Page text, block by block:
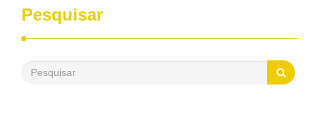
desenvolvimento dos seus municípios e, somente o ano
passado, essa Fundação distribuiu mais de três bilhões de
reais, com suas maravilhosas ações, dentre alas, mais de
saneamento básico, em pequenas comunidades rurais.
Patriota disse ainda que, mesmo sem mandato,
Pesquisar